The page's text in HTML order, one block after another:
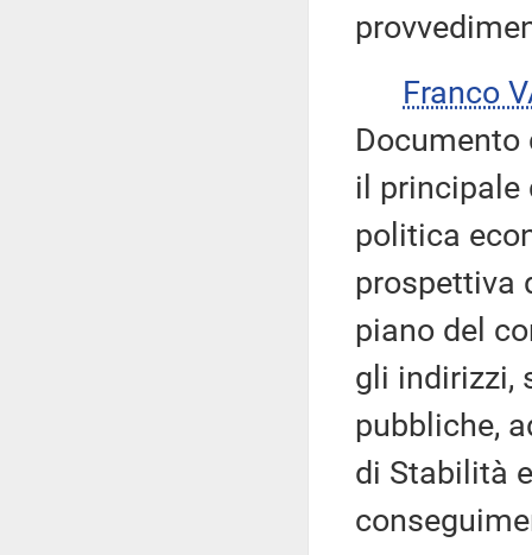
Franco
Documento
il principale
politica
prospettiva
piano del
gli indirizzi,
pubbliche,
di Stabilità